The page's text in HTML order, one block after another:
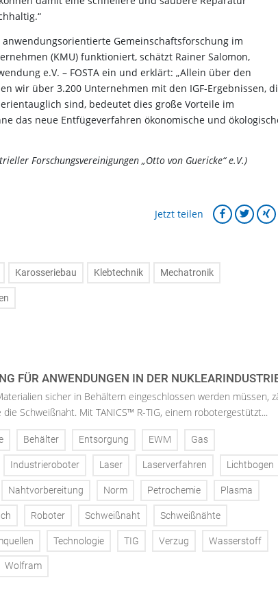
Gemeinschaftsforschung im
(KMU) funktioniert, schätzt Rainer Salomon,
e.V. – FOSTA ein und erklärt: „Allein über den
wir über 3.200 Unternehmen mit den IGF-Ergebnissen,
sind, bedeutet dies große Vorteile im
das neue Entfügeverfahren ökonomische und
Forschungsvereinigungen „Otto von Guericke“ e.V.)
Jetzt teilen
Karosseriebau Klebtechnik Mechatronik
FÜR ANWENDUNGEN IN DER NUKLEARINDUSTRIE
sicher in Behältern eingeschlossen werden müssen,
Schweißnaht. Mit TANICS™ R-TIG, einem robotergestützt...
Behälter Entsorgung EWM Gas
Industrieroboter Laser Laserverfahren Lichtbogen
Nahtvorbereitung Norm Petrochemie Plasma
Roboter Schweißnaht Schweißnähte
Technologie TIG Verzug Wasserstoff
Wolfram